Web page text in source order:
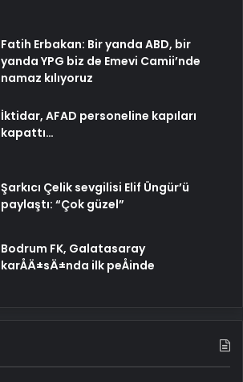
Fatih Erbakan: Bir yanda ABD, bir
yanda YPG biz de Emevi Camii’nde
namaz kılıyoruz
İktidar, AFAD personeline kapıları
kapattı…
Şarkıcı Çelik sevgilisi Elif Üngür’ü
paylaştı: “Çok güzel”
Bodrum FK, Galatasaray
karÅÄ±sÄ±nda ilk peÅinde